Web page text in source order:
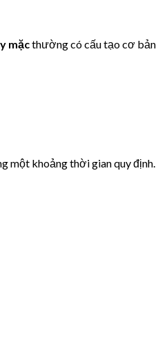
mặcthường có cấu tạo cơ bản
một khoảng thời gian quy định.